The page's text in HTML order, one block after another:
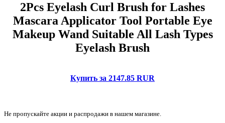
2Pcs Eyelash Curl Brush for Lashes
Mascara Applicator Tool Portable Eye
Makeup Wand Suitable All Lash Types
Eyelash Brush
Купить за 2147.85 RUR
Не пропускайте акции и распродажи в нашем магазине.